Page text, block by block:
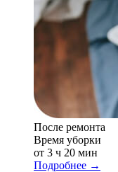
После ремонта
Время уборки
от 3 ч 20 мин
Подробнее →